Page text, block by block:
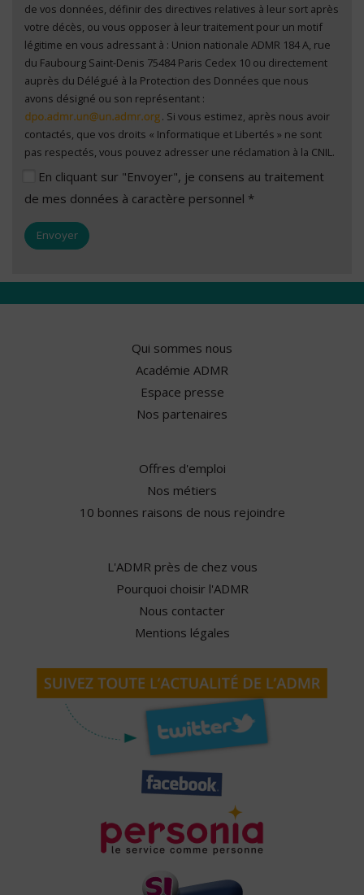
de vos données, définir des directives relatives à leur sort après
votre décès, ou vous opposer à leur traitement pour un motif
légitime en vous adressant à : Union nationale ADMR 184 A, rue
du Faubourg Saint-Denis 75484 Paris Cedex 10 ou directement
auprès du Délégué à la Protection des Données que nous
avons désigné ou son représentant :
. Si vous estimez, après nous avoir
contactés, que vos droits « Informatique et Libertés » ne sont
pas respectés, vous pouvez adresser une réclamation à la CNIL.
En cliquant sur "Envoyer", je consens au traitement
de mes données à caractère personnel *
Qui sommes nous
Académie ADMR
Espace presse
Nos partenaires
Offres d'emploi
Nos métiers
10 bonnes raisons de nous rejoindre
L'ADMR près de chez vous
Pourquoi choisir l'ADMR
Nous contacter
Mentions légales